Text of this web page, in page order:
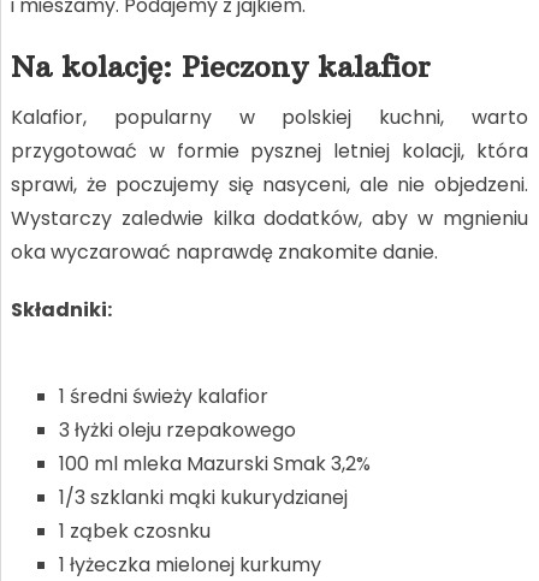
Na kolację: Pieczony kalafior
Kalafior, popularny w polskiej kuchni, warto
przygotować w formie pysznej letniej kolacji, która
sprawi, że poczujemy się nasyceni, ale nie objedzeni.
Wystarczy zaledwie kilka dodatków, aby w mgnieniu
oka wyczarować naprawdę znakomite danie.
Składniki:
1 średni świeży kalafior
3 łyżki oleju rzepakowego
100 ml mleka Mazurski Smak 3,2%
1/3 szklanki mąki kukurydzianej
1 ząbek czosnku
1 łyżeczka mielonej kurkumy